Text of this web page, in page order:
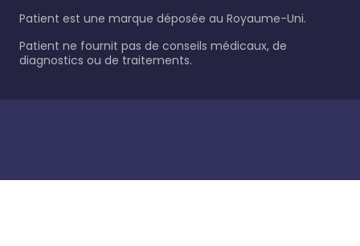
Patient est une marque déposée au Royaume-Uni.
Patient ne fournit pas de conseils médicaux, de
diagnostics ou de traitements.